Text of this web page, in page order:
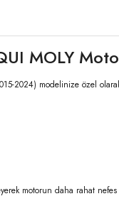
MOLY
2024) modelinize özel
motorun daha rahat nefes